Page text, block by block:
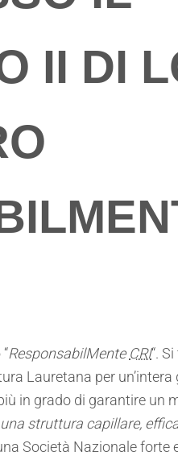
II DI
ResponsabilMente CRI“.
Lauretana per un’intera
in grado di garantire un
struttura capillare,
Società Nazionale forte